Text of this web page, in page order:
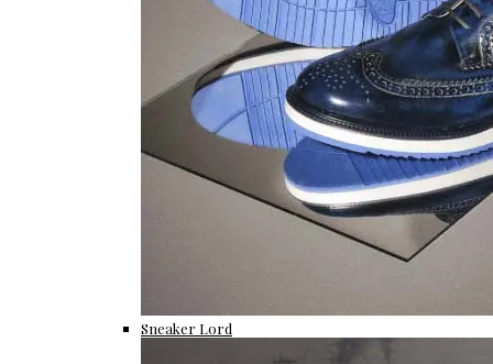
Sneaker Lord